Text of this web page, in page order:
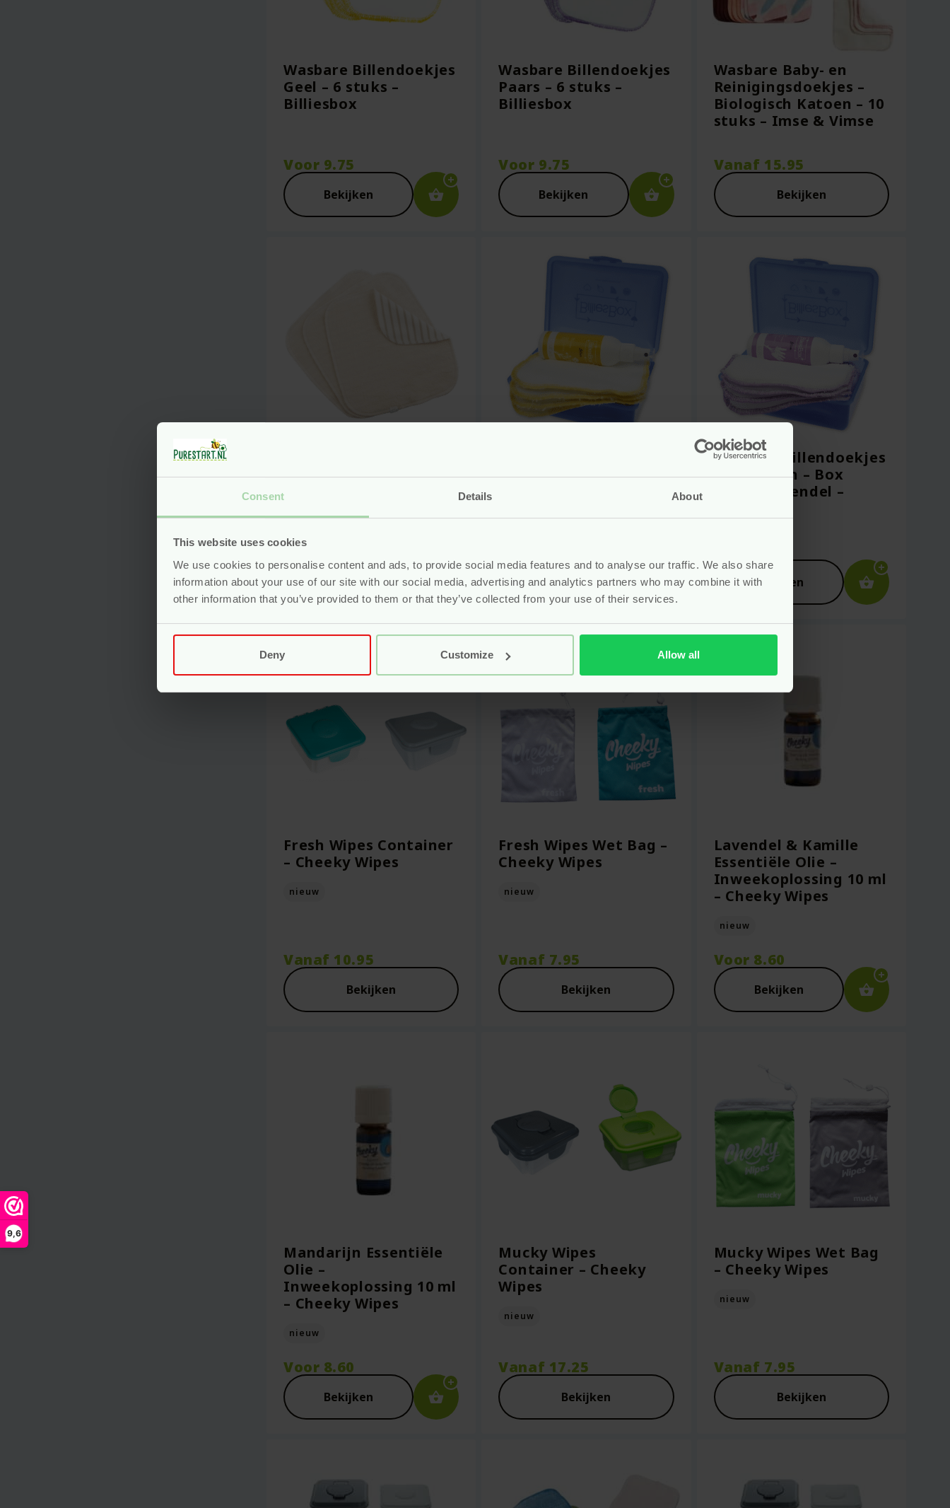
Consent Details About
This website uses cookies
We use cookies to personalise content and ads, to provide social media features and to analyse our traffic. We also share
information about your use of our site with our social media, advertising and analytics partners who may combine it with
other information that you’ve provided to them or that they’ve collected from your use of their services.
Deny Customize Allow all
9,6
Wasbare Billendoekjes
Geel – 6 stuks –
Billiesbox
Voor 9.75
Bekijken
Wasbare Billendoekjes
Paars – 6 stuks –
Billiesbox
Voor 9.75
Bekijken
Wasbare Baby- en
Reinigingsdoekjes –
Biologisch Katoen – 10
stuks – Imse & Vimse
Vanaf 15.95
Bekijken
– Biologisch Katoen
Mix – Dubbellaags – 3
Voor
Bekijken
met Lotion – Box
Bekijken
Wasbare Billendoekjes
met Lotion – Box
Blauw Lavendel –
Bekijken
Fresh Wipes Container
– Cheeky Wipes
nieuw
Vanaf 10.95
Bekijken
Fresh Wipes Wet Bag –
Cheeky Wipes
nieuw
Vanaf 7.95
Bekijken
Lavendel & Kamille
Essentiële Olie –
Inweekoplossing 10 ml
– Cheeky Wipes
nieuw
Voor 8.60
Bekijken
Mandarijn Essentiële
Olie –
Inweekoplossing 10 ml
– Cheeky Wipes
nieuw
Voor 8.60
Bekijken
Mucky Wipes
Container – Cheeky
Wipes
nieuw
Vanaf 17.25
Bekijken
Mucky Wipes Wet Bag
– Cheeky Wipes
nieuw
Vanaf 7.95
Bekijken